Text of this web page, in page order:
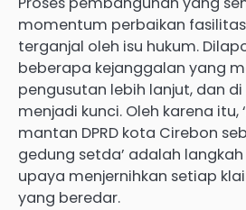
momentum perbaikan fasilitas
terganjal oleh isu hukum.
beberapa kejanggalan yang
pengusutan lebih lanjut, dan
menjadi kunci. Oleh karena itu,
mantan DPRD kota Cirebon
gedung setda’ adalah
upaya menjernihkan setiap
yang beredar.